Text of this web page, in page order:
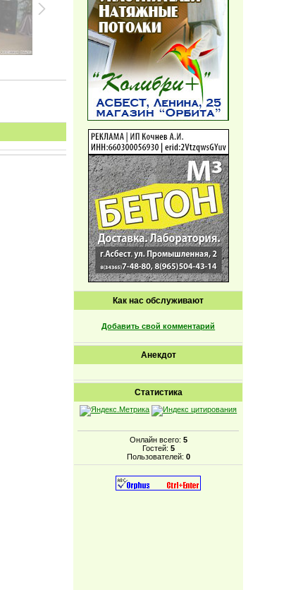
Как нас обслуживают
Добавить свой комментарий
Анекдот
Статистика
Онлайн всего: 5
Гостей: 5
Пользователей: 0